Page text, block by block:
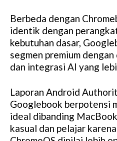
Berbeda dengan
identik dengan
kebutuhan dasar,
segmen premium
dan integrasi AI yang
Laporan Android
Googlebook berpotensi
ideal dibanding
kasual dan pelajar